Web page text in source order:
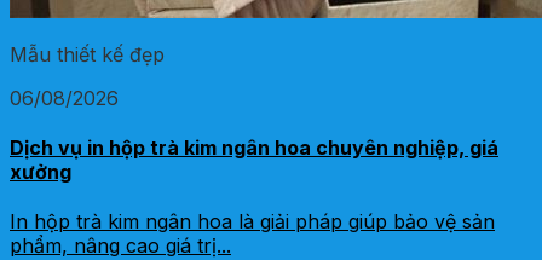
Mẫu thiết kế đẹp
06/08/2026
Dịch vụ in hộp trà kim ngân hoa chuyên nghiệp, giá
xưởng
In hộp trà kim ngân hoa là giải pháp giúp bảo vệ sản
phẩm, nâng cao giá trị...